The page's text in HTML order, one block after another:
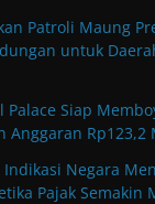
Patroli Maung
untuk
Palace Siap
Anggaran Rp123,2
Negara
Pajak Semakin